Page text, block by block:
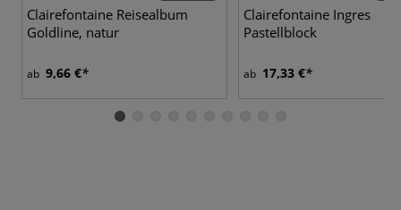
Clairefontaine Reisealbum
Goldline, natur
ab 9,66 €
Clairefontaine Ingres
Pastellblock
ab 17,33 €